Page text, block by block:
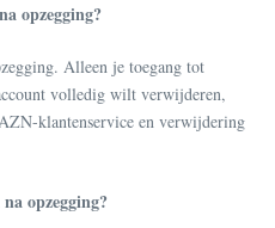
opzegging?
Alleen je toegang tot
volledig wilt verwijderen,
klantenservice en verwijdering
opzegging?